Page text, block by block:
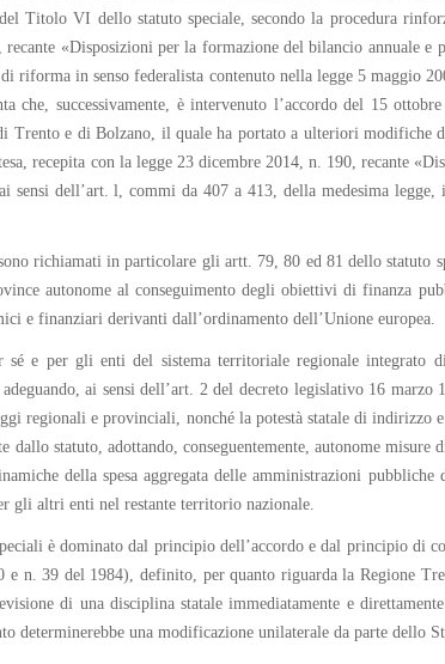
Titolo VI dello statuto speciale, secondo la procedura
«Disposizioni per la formazione del bilancio annuale e
riforma in senso federalista contenuto nella legge 5 maggio
successivamente, è intervenuto l’accordo del 15
Trento e di Bolzano, il quale ha portato a ulteriori modifiche
recepita con la legge 23 dicembre 2014, n. 190, recante
dell’art. l, commi da 407 a 413, della medesima
richiamati in particolare gli artt. 79, 80 ed 81 dello statuto
autonome al conseguimento degli obiettivi di finanza
e finanziari derivanti dall’ordinamento dell’Unione europea.
sé e per gli enti del sistema territoriale regionale integrato
ai sensi dell’art. 2 del decreto legislativo 16
regionali e provinciali, nonché la potestà statale di indirizzo
statuto, adottando, conseguentemente, autonome misure
della spesa aggregata delle amministrazioni
gli altri enti nel restante territorio nazionale.
è dominato dal principio dell’accordo e dal principio di
n. 39 del 1984), definito, per quanto riguarda la Regione
di una disciplina statale immediatamente e
una modificazione unilaterale da parte dello